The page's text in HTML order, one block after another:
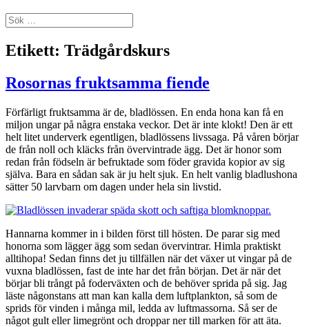
Sök
efter:
Etikett: Trädgårdskurs
Rosornas fruktsamma fiende
Förfärligt fruktsamma är de, bladlössen. En enda hona kan få en
miljon ungar på några enstaka veckor. Det är inte klokt! Den är ett
helt litet underverk egentligen, bladlössens livssaga. På våren börjar
de från noll och kläcks från övervintrade ägg. Det är honor som
redan från födseln är befruktade som föder gravida kopior av sig
själva. Bara en sådan sak är ju helt sjuk. En helt vanlig bladlushona
sätter 50 larvbarn om dagen under hela sin livstid.
Hannarna kommer in i bilden först till hösten. De parar sig med
honorna som lägger ägg som sedan övervintrar. Himla praktiskt
alltihopa! Sedan finns det ju tillfällen när det växer ut vingar på de
vuxna bladlössen, fast de inte har det från början. Det är när det
börjar bli trångt på foderväxten och de behöver sprida på sig. Jag
läste någonstans att man kan kalla dem luftplankton, så som de
sprids för vinden i många mil, ledda av luftmassorna. Så ser de
något gult eller limegrönt och droppar ner till marken för att äta.